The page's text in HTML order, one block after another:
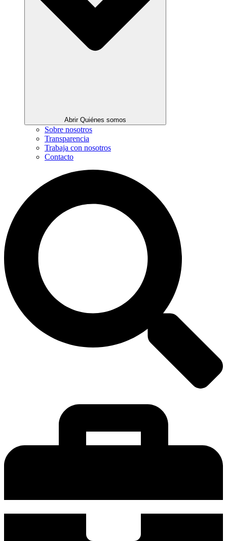
Abrir Quiénes somos
Sobre nosotros
Transparencia
Trabaja con nosotros
Contacto